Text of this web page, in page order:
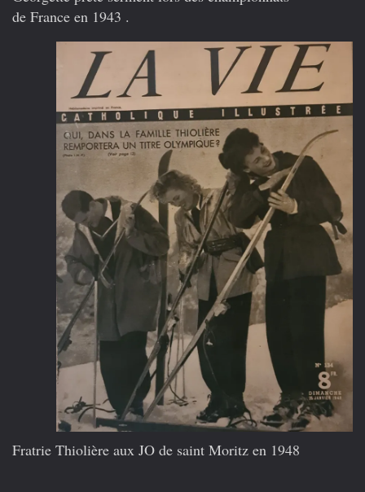
de France en 1943 .
Fratrie Thiolière aux JO de saint Moritz en 1948